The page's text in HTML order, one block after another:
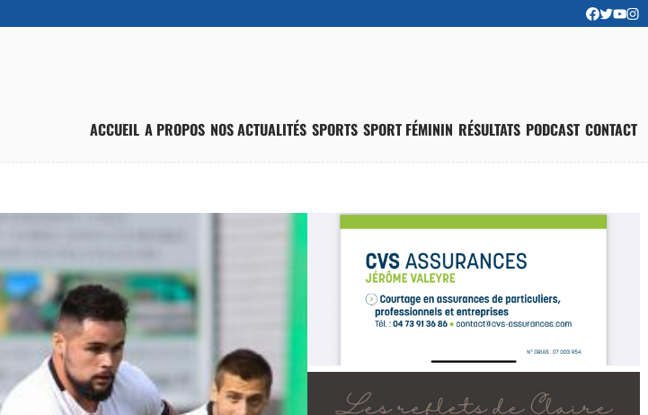
ACCUEIL A PROPOS NOS ACTUALITÉS SPORTS SPORT FÉMININ RÉSULTATS PODCAST CONTACT